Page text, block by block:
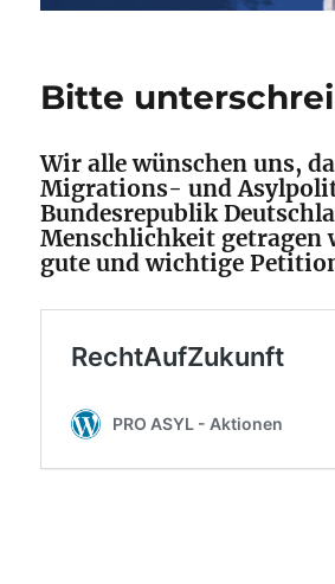
Bitte
Wir alle wünschen uns,
Migrations- und
Bundesrepublik
Menschlichkeit getragen
gute und wichtige